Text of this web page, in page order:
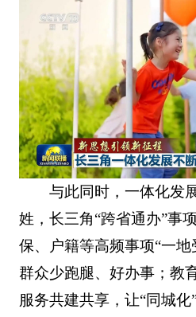
与此同时，一体化发
姓，长三角“跨省通办”事
保、户籍等高频事项“一
群众少跑腿、好办事；教
服务共建共享，让“同城